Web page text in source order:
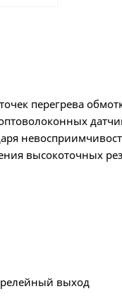
перегрева
высокоточных
выход